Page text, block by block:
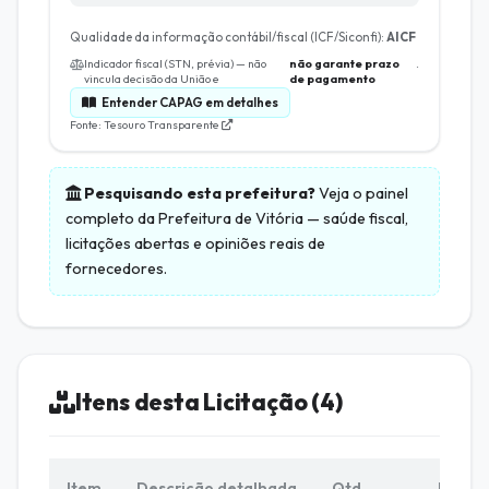
Qualidade da informação contábil/fiscal (ICF/Siconfi): AICF
Indicador fiscal (STN, prévia) — não
vincula decisão da União e
não garante prazo
de pagamento
.
Entender CAPAG em detalhes
Fonte: Tesouro Transparente
Pesquisando esta prefeitura?Veja o painel
completo daPrefeitura de Vitória — saúde fiscal,
licitações abertas e opiniões reais de
fornecedores.
Itens desta Licitação (4)